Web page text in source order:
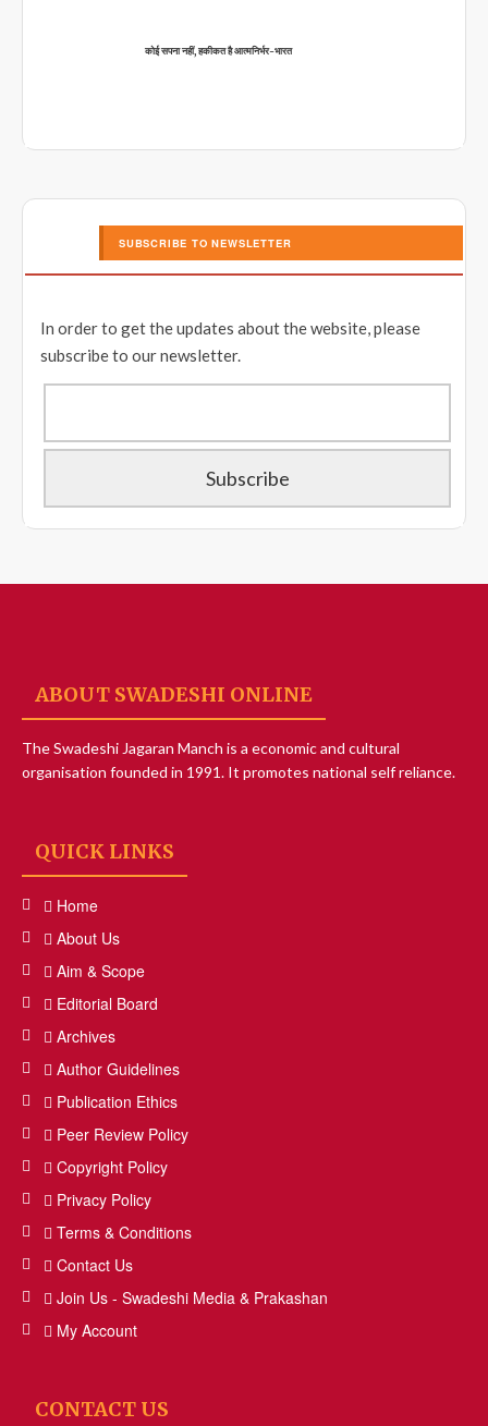
कोई सपना नहीं, हकीकत है आत्मनिर्भर-भारत
SUBSCRIBE TO NEWSLETTER
In order to get the updates about the website, please
subscribe to our newsletter.
ABOUT SWADESHI ONLINE
The Swadeshi Jagaran Manch is a economic and cultural
organisation founded in 1991. It promotes national self reliance.
QUICK LINKS
Home
About Us
Aim & Scope
Editorial Board
Archives
Author Guidelines
Publication Ethics
Peer Review Policy
Copyright Policy
Privacy Policy
Terms & Conditions
Contact Us
Join Us - Swadeshi Media & Prakashan
My Account
CONTACT US